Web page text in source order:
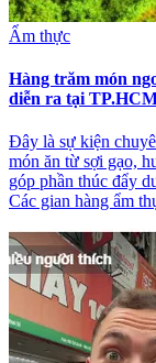
Ẩm thực
Hàng trăm món
diễn ra tại
Đây là sự kiện
món ăn từ sợi gạo,
góp phần thúc đẩy
Các gian hàng ẩm